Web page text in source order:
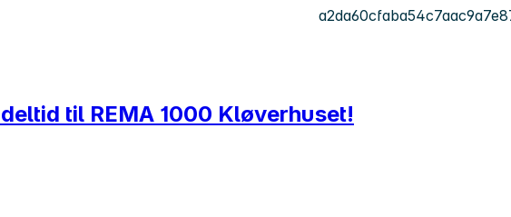
til REMA 1000 Kløverhuset!